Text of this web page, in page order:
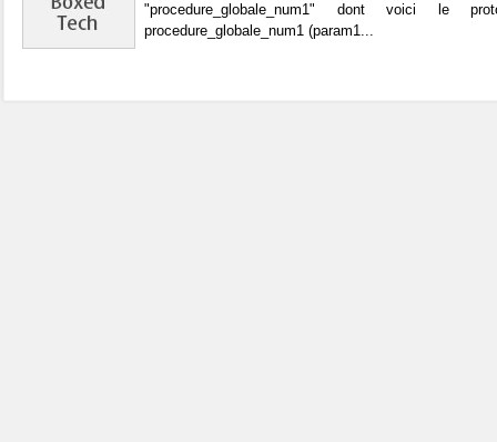
"procedure_globale_num1" dont voici le
procedure_globale_num1 (param1...